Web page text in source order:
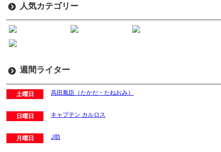
人気カテゴリー
週間ライター
土曜日 高田胤臣（たかだ・たねおみ）
日曜日 キャプテン カルロス
月曜日 J助